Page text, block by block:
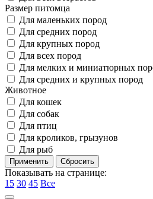
Размер питомца
Для маленьких пород
Для средних пород
Для крупных пород
Для всех пород
Для мелких и миниатюрных
Для средних и крупных пород
Животное
Для кошек
Для собак
Для птиц
Для кроликов, грызунов
Для рыб
Показывать на странице:
15 30 45 Все